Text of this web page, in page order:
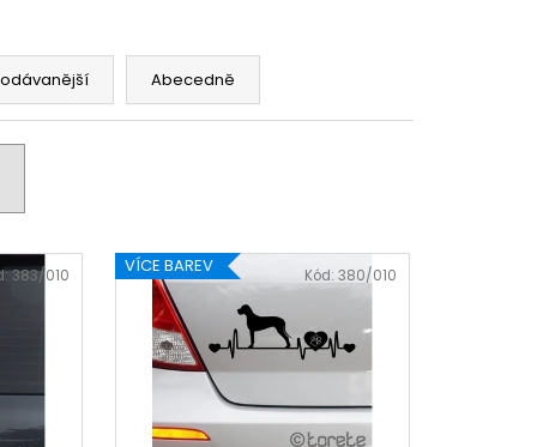
Abecedně
383/010 VÍCE BAREV Kód: 380/010